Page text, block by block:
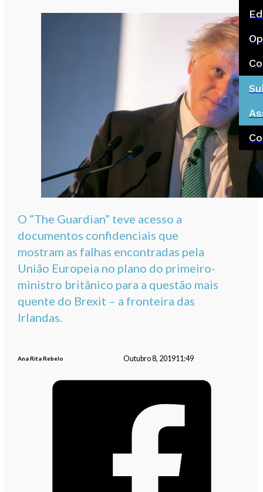
O “The Guardian” teve acesso a
documentos confidenciais que
mostram as falhas encontradas pela
União Europeia no plano do primeiro-
ministro britânico para a questão mais
quente do Brexit – a fronteira das
Irlandas.
Ana Rita Rebelo Outubro 8, 201911:49